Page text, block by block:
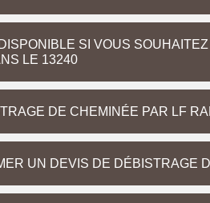
SI VOUS
LE 13240
DE CHEMINÉE PAR LF
UN DEVIS DE DÉBISTRAGE